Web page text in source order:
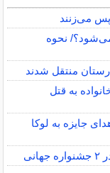
پس می‌زنند
می‌شود؟/ نحوه
خانواده به قتل
جایزه به لوکا